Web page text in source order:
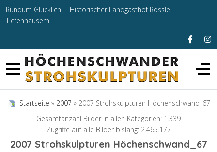
Rundum Glücklich. | Historischer Landgasthof Rössle
Tiefenhäusern
Startseite » 2007 » 2007 Strohskulpturen Höchenschwand_67
Gesamtanzahl Bilder in allen Kategorien: 1.339
Zugriffe auf alle Bilder bislang: 2.465.177
2007 Strohskulpturen Höchenschwand_67